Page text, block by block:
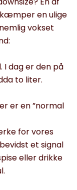
en ulige
vokset
I dag er den på
to liter.
er en ”normal
for vores
et signal
eller drikke